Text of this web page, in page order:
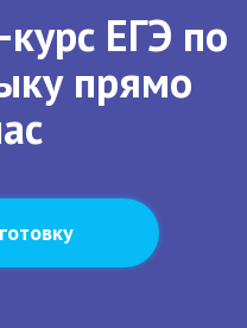
ЕГЭ по
прямо